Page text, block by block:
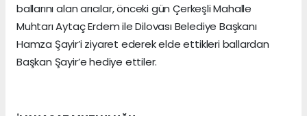
ballarını alan arıcılar, önceki gün Çerkeşli Mahalle
Muhtarı Aytaç Erdem ile Dilovası Belediye Başkanı
Hamza Şayir’i ziyaret ederek elde ettikleri ballardan
Başkan Şayir’e hediye ettiler.